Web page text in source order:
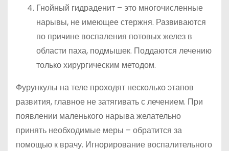
Гнойный гидраденит – это многочисленные
нарывы, не имеющее стержня. Развиваются
по причине воспаления потовых желез в
области паха, подмышек. Поддаются лечению
только хирургическим методом.
Фурункулы на теле проходят несколько этапов
развития, главное не затягивать с лечением. При
появлении маленького нарыва желательно
принять необходимые меры – обратится за
помощью к врачу. Игнорирование воспалительного